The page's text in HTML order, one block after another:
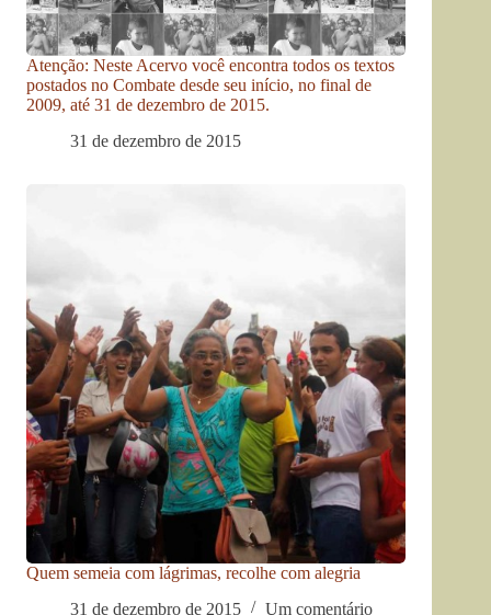
Atenção: Neste Acervo você encontra todos os textos
postados no Combate desde seu início, no final de
2009, até 31 de dezembro de 2015.
31 de dezembro de 2015
Quem semeia com lágrimas, recolhe com alegria
31 de dezembro de 2015
Um comentário